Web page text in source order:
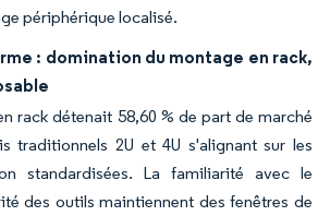
périphérique localisé.
: domination du montage en rack,
rack détenait 58,60 % de part de marché
traditionnels 2U et 4U s'alignant sur les
standardisées. La familiarité avec le
des outils maintiennent des fenêtres de